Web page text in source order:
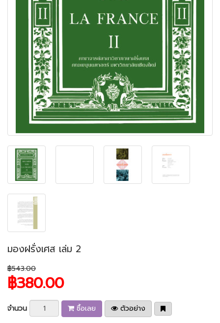
มองฝรั่งเศส เล่ม 2
฿543.00
฿380.00
จำนวน ซื้อเลย
ตัวอย่าง